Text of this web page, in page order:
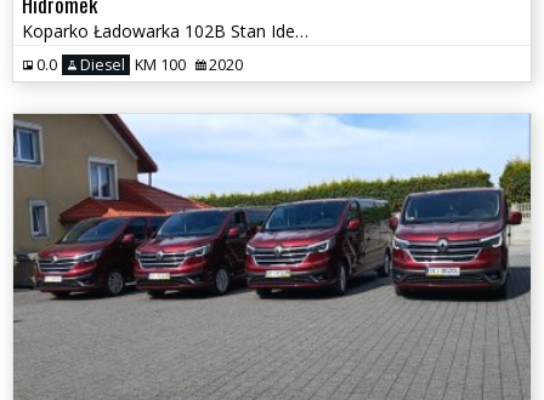
Koparko Ładowarka 102B Stan Idealny Polski Salon
0.0 Diesel KM 100 2020